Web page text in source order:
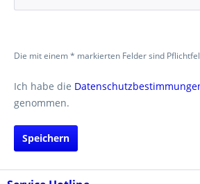
Die mit einem * markierten Felder sind
Ich habe die
genommen.
Speichern